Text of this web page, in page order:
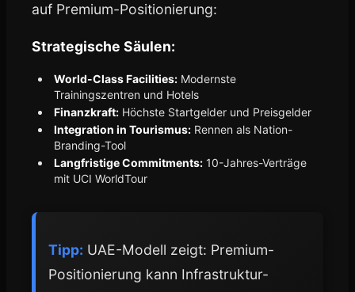
auf Premium-Positionierung:
Strategische Säulen:
World-Class Facilities: Modernste
Trainingszentren und Hotels
Finanzkraft: Höchste Startgelder und Preisgelder
Integration in Tourismus: Rennen als Nation-
Branding-Tool
Langfristige Commitments: 10-Jahres-Verträge
mit UCI WorldTour
Tipp: UAE-Modell zeigt: Premium-
Positionierung kann Infrastruktur-